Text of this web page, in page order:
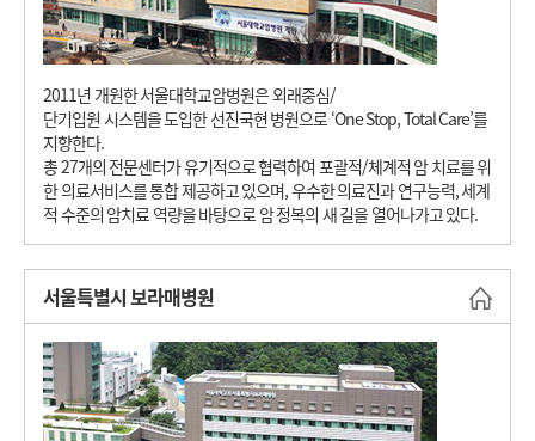
2011년 개원한 서울대학교암병원은 외래중심/
단기입원 시스템을 도입한 선진국현 병원으로 ‘One Stop, Total Care’를
지향한다.
총 27개의 전문센터가 유기적으로 협력하여 포괄적/체계적 암 치료를 위
한 의료서비스를 통합 제공하고 있으며, 우수한 의료진과 연구능력, 세계
적 수준의 암치료 역량을 바탕으로 암 정복의 새 길을 열어나가고 있다.
서울특별시 보라매병원